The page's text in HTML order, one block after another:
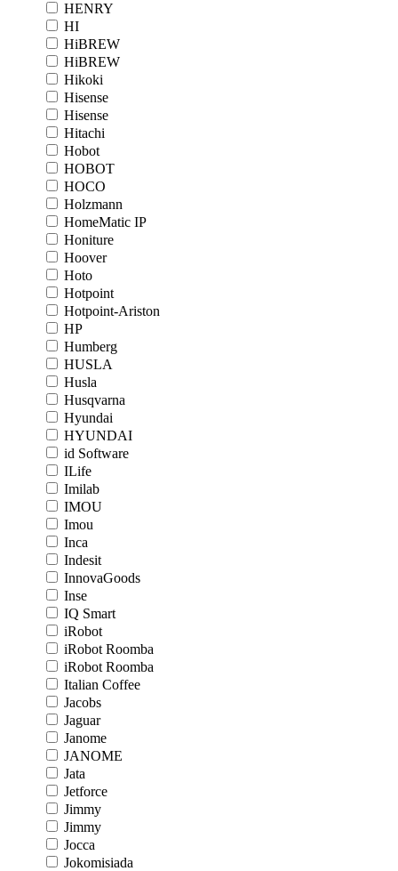
HENRY
HI
HiBREW
HiBREW
Hikoki
Hisense
Hisense
Hitachi
Hobot
HOBOT
HOCO
Holzmann
HomeMatic IP
Honiture
Hoover
Hoto
Hotpoint
Hotpoint-Ariston
HP
Humberg
HUSLA
Husla
Husqvarna
Hyundai
HYUNDAI
id Software
ILife
Imilab
IMOU
Imou
Inca
Indesit
InnovaGoods
Inse
IQ Smart
iRobot
iRobot Roomba
iRobot Roomba
Italian Coffee
Jacobs
Jaguar
Janome
JANOME
Jata
Jetforce
Jimmy
Jimmy
Jocca
Jokomisiada